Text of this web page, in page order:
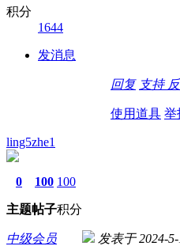
积分
1644
发消息
回复 支持
使用道具 举
ling5zhe1
0
主题
100
帖子
100
积分
中级会员 发表于 2024-